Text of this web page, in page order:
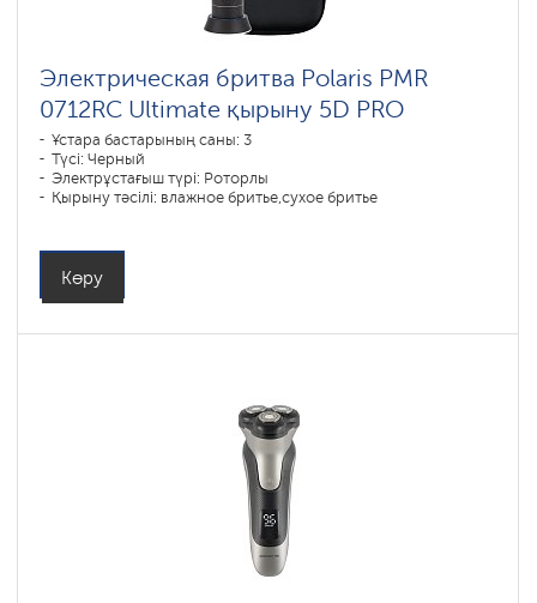
Электрическая бритва Polaris PMR
0712RC Ultimate қырыну 5D PRO
Ұстара бастарының саны: 3
Түсі: Черный
Электрұстағыш түрі: Роторлы
Қырыну тәсілі: влажное бритье,сухое бритье
Көру